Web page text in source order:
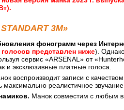
3M»
фонограмм через
представлен ниже).
сервис «АRSENAL» от
и эксклюзивные платные голоса.
воспроизводит записи с
максимально реалистичное
Манок совместим с любым